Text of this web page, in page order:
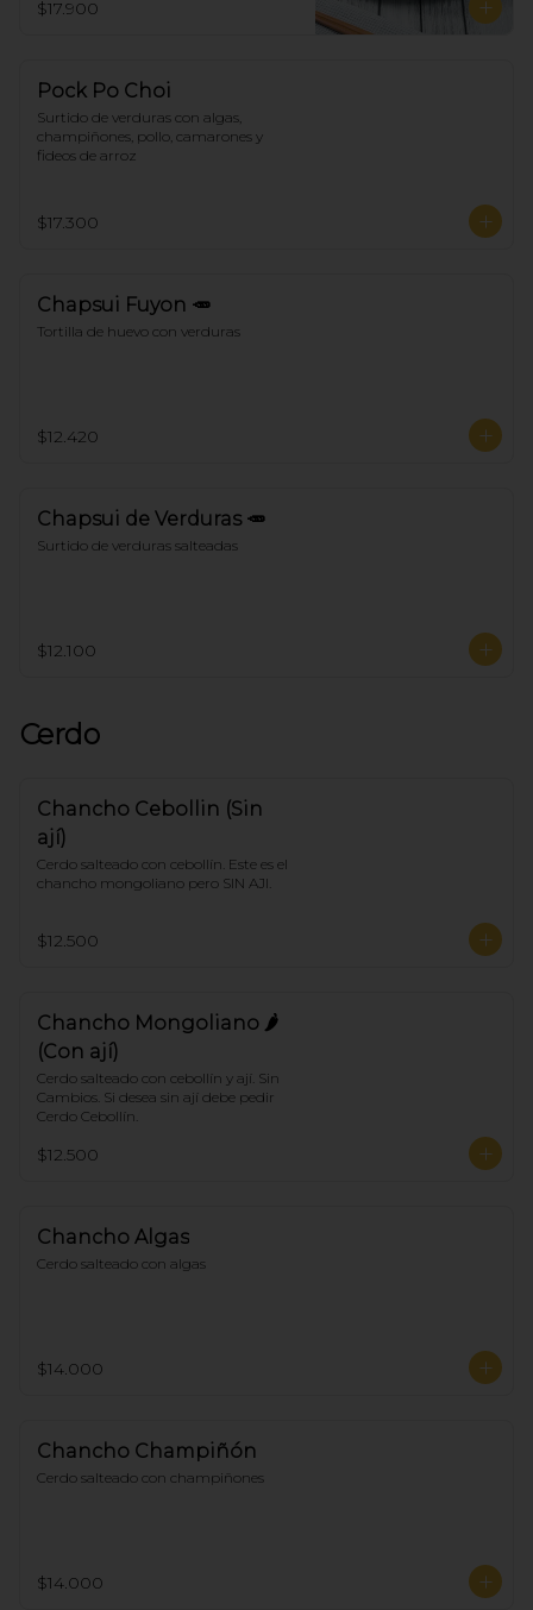
$17.900
Pock Po Choi
Surtido de verduras con algas,
champiñones, pollo, camarones y
fideos de arroz
$17.300
Chapsui Fuyon 🥕
Tortilla de huevo con verduras
$12.420
Chapsui de Verduras 🥕
Surtido de verduras salteadas
$12.100
Cerdo
Chancho Cebollin (Sin
ají)
Cerdo salteado con cebollín. Este es el
chancho mongoliano pero SIN AJI.
$12.500
Chancho Mongoliano 🌶
(Con ají)
Cerdo salteado con cebollín y ají. Sin
Cambios. Si desea sin ají debe pedir
Cerdo Cebollín.
$12.500
Chancho Algas
Cerdo salteado con algas
$14.000
Chancho Champiñón
Cerdo salteado con champiñones
$14.000